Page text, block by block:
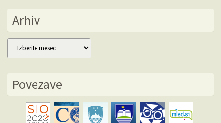
Arhiv
Arhiv
Povezave